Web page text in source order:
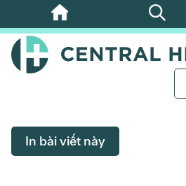
Bỏ
qua
nội
In bài viết này